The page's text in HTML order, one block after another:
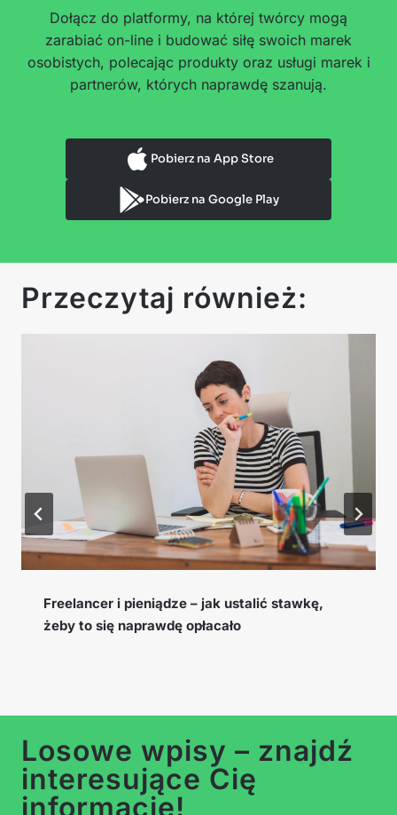
Dołącz do platformy, na której twórcy mogą
zarabiać on-line i budować siłę swoich marek
osobistych, polecając produkty oraz usługi marek i
partnerów, których naprawdę szanują.
Pobierz na App Store
Pobierz na Google Play
Przeczytaj również:
Cookie window, EPC i konwersja – słowniczek
pojęć afiliacyjnych, które musisz znać
Losowe wpisy – znajdź
interesujące Cię
informacje!